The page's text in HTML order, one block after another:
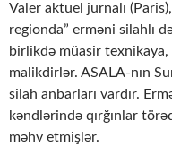
Valer aktuel jurnalı
regionda” erməni silahlı
birlikdə müasir
malikdirlər. ASALA-nın
silah anbarları vardır.
kəndlərində qırğınlar
məhv etmişlər.